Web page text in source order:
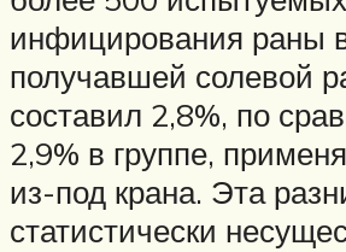
инфицирования раны
получавшей солевой
составил 2,8%, по
2,9% в группе,
из-под крана. Эта
статистически